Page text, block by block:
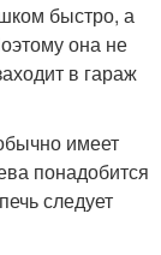
быстро, а
она не
в гараж
имеет
понадобится
следует